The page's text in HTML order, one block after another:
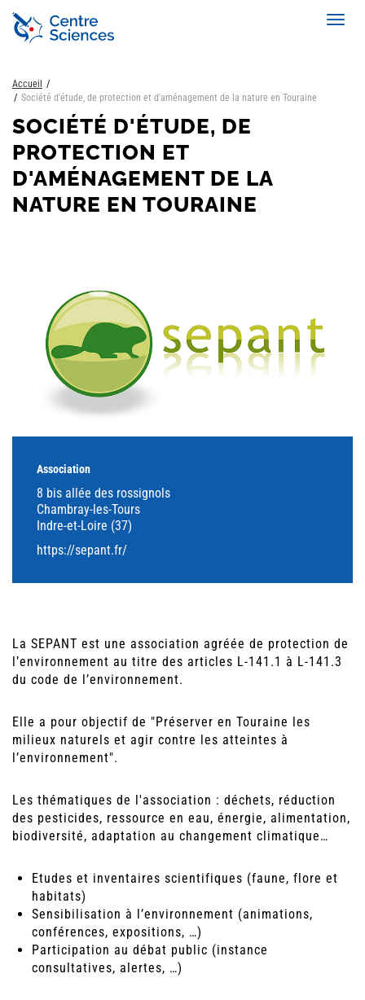
Aller
contenu
Accueil
Société d'étude, de protection et d'aménagement de la nature en Touraine
SOCIÉTÉ D'ÉTUDE, DE
PROTECTION ET
D'AMÉNAGEMENT DE LA
NATURE EN TOURAINE
Association
8 bis allée des rossignols
Chambray-les-Tours
Indre-et-Loire (37)
https://sepant.fr/
La SEPANT est une association agréée de protection de
l’environnement au titre des articles L-141.1 à L-141.3
du code de l’environnement.
Elle a pour objectif de "Préserver en Touraine les
milieux naturels et agir contre les atteintes à
l’environnement".
Les thématiques de l'association : déchets, réduction
des pesticides, ressource en eau, énergie, alimentation,
biodiversité, adaptation au changement climatique…
Etudes et inventaires scientifiques (faune, flore et
habitats)
Sensibilisation à l’environnement (animations,
conférences, expositions, …)
Participation au débat public (instance
consultatives, alertes, …)